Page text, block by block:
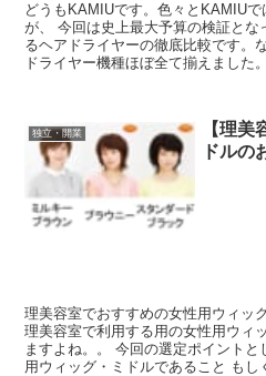
どうもKAMIUです。色々とKAMIU
が、 今回は史上最大予算の検証と
るヘアドライヤーの徹底比較です。
ドライヤー機種ほぼ全て揃えました
独立・開業
【理美
ドルの
理美容室でおすすめの女性用ウィッ
理美容室で利用する用の女性用ウィ
ますよね。。 今回の選定ポイント
用ウィッグ・ミドルであること もし